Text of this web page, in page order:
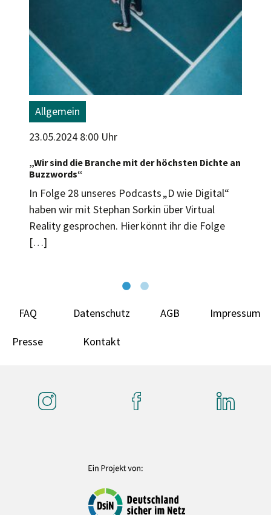
Allgemein
23.05.2024 8:00 Uhr
„Wir sind die Branche mit der höchsten Dichte an
Buzzwords“
In Folge 28 unseres Podcasts „D wie Digital“
haben wir mit Stephan Sorkin über Virtual
Reality gesprochen. Hier könnt ihr die Folge
[…]
FAQ Datenschutz AGB Impressum
Presse Kontakt